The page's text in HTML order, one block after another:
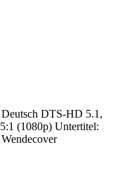
DTS-HD 5.1,
(1080p) Untertitel: